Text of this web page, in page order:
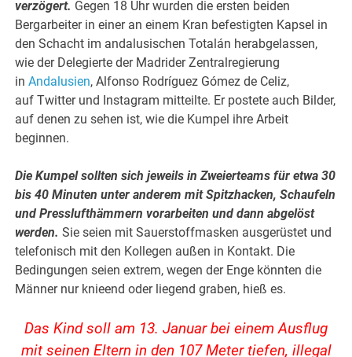
verzögert. Gegen 18 Uhr wurden die ersten beiden
Bergarbeiter in einer an einem Kran befestigten Kapsel in
den Schacht im andalusischen Totalán herabgelassen,
wie der Delegierte der Madrider Zentralregierung
inAndalusien,Alfonso Rodríguez Gómez de Celiz,
aufTwitterund Instagram mitteilte. Er postete auch Bilder,
auf denen zu sehen ist, wie die Kumpel ihre Arbeit
beginnen.
Die Kumpel sollten sich jeweils in Zweierteams für etwa 30
bis 40 Minuten unter anderem mit Spitzhacken, Schaufeln
und Presslufthämmern vorarbeiten und dann abgelöst
werden. Sie seien mit Sauerstoffmasken ausgerüstet und
telefonisch mit den Kollegen außen in Kontakt. Die
Bedingungen seien extrem, wegen der Enge könnten die
Männer nur knieend oder liegend graben, hieß es.
Das Kind soll am 13. Januar bei einem Ausflug
mit seinen Eltern in den 107 Meter tiefen, illegal